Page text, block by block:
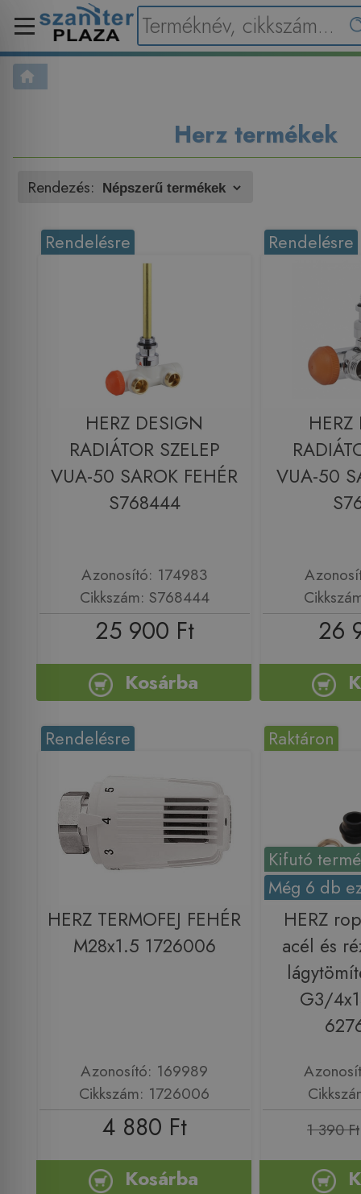
Herz termékek
Rendezés:
Rendelésre
HERZ DESIGN
RADIÁTOR SZELEP
VUA-50 SAROK FEHÉR
S768444
Azonosító: 174983
Cikkszám: S768444
25 900 Ft
Kosárba
Rendelésre
VUA-50
26
Rendelésre
HERZ TERMOFEJ FEHÉR
M28x1.5 1726006
Azonosító: 169989
Cikkszám: 1726006
4 880 Ft
Kosárba
Kifutó
Még 6 db
Raktáron
HERZ
acél és
G3/
1 390 Ft